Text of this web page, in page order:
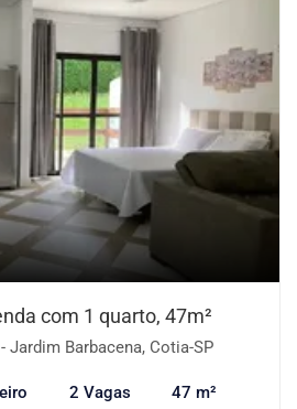
com 1 quarto, 47m²
Jardim Barbacena, Cotia-SP
2 Vagas 47 m²